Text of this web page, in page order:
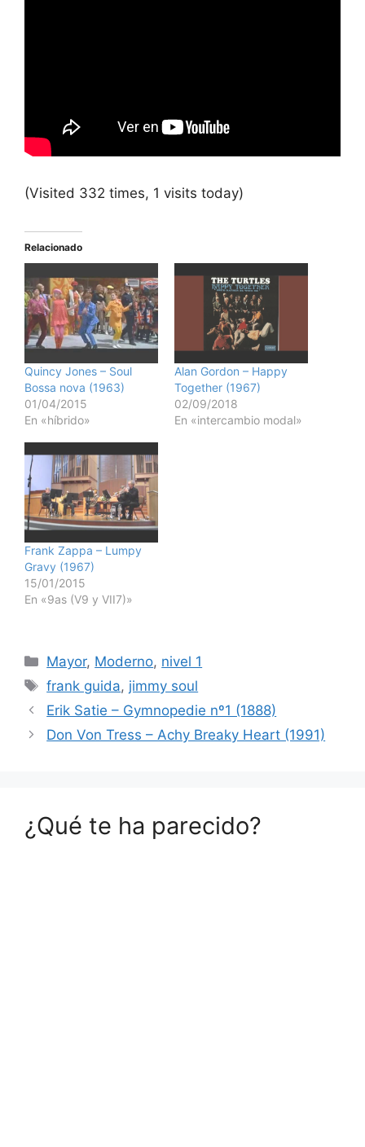
(Visited 332 times, 1 visits today)
Relacionado
Quincy Jones – Soul
Bossa nova (1963)
01/04/2015
En «híbrido»
Alan Gordon – Happy
Together (1967)
02/09/2018
En «intercambio modal»
Frank Zappa – Lumpy
Gravy (1967)
15/01/2015
En «9as (V9 y VII7)»
Categorías
Mayor, Moderno, nivel 1
Etiquetas
frank guida, jimmy soul
Erik Satie – Gymnopedie nº1 (1888)
Don Von Tress – Achy Breaky Heart (1991)
¿Qué te ha parecido?